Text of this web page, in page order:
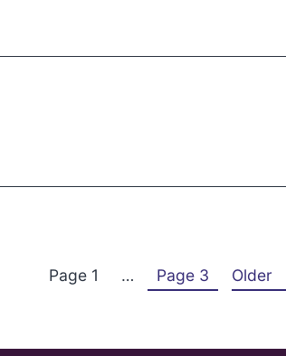
Page 1 … Page 3 Older